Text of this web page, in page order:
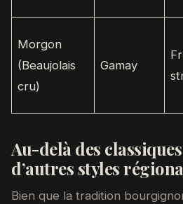
Morgon
(Beaujolais
cru)
Gamay
Au-delà des
d’autres styles
Bien que la tradition